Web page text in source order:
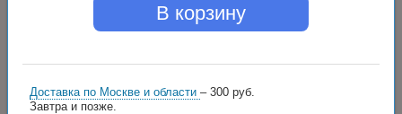
В корзину
Доставка по Москве и области – 300 руб.
Завтра и позже.